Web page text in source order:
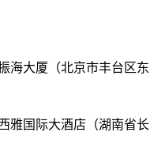
大厦（北京市丰台区东
国际大酒店（湖南省长